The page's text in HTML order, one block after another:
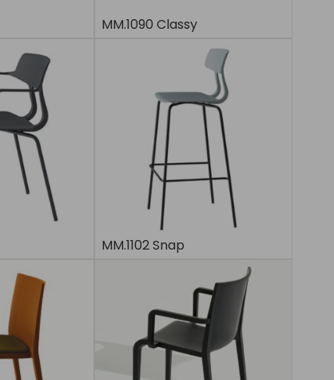
MM.1090 Classy
MM.1102 Snap